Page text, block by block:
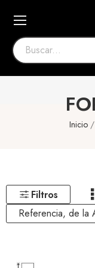
Inicio
Filtros
Referencia, de la